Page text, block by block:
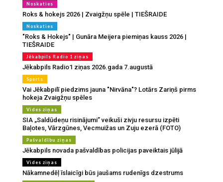
Noskaties
Roks & hokejs 2026 | Zvaigžņu spēle | TIEŠRAIDE
Noskaties
"Roks & Hokejs" | Gunāra Meijera piemiņas kauss 2026 |
TIEŠRAIDE
Jēkabpils Radio 1 ziņas
Jēkabpils Radio1 ziņas 2026.gada 7.augustā
Sports
Vai Jēkabpilī piedzims jauna "Nirvāna"? Lotārs Zariņš pirms
hokeja Zvaigžņu spēles
Vides ziņas
SIA „Saldūdeņu risinājumi” veikuši zivju resursu izpēti
Baļotes, Vārzgūnes, Vecmuižas un Zuju ezerā (FOTO)
Pašvaldību ziņas
Jēkabpils novada pašvaldības policijas paveiktais jūlijā
Vides ziņas
Nākamnedēļ īslaicīgi būs jaušams rudenīgs dzestrums